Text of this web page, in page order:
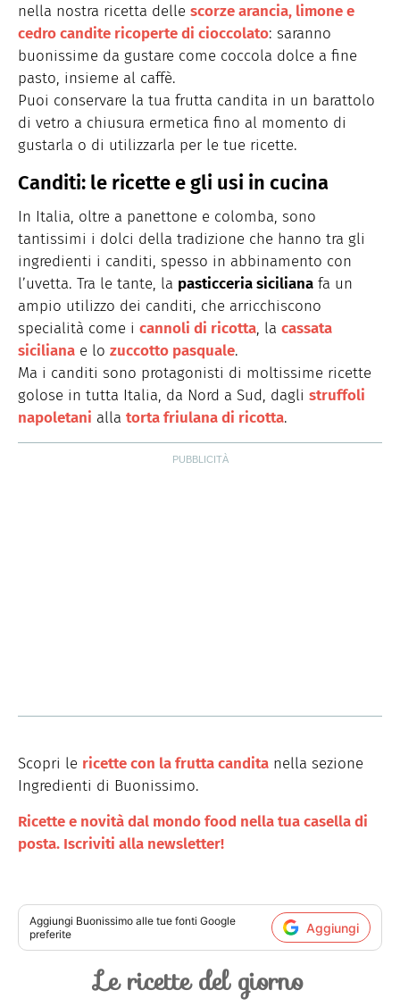
nella nostra ricetta delle scorze arancia, limone e
cedro candite ricoperte di cioccolato: saranno
buonissime da gustare come coccola dolce a fine
pasto, insieme al caffè.
Puoi conservare la tua frutta candita in un barattolo
di vetro a chiusura ermetica fino al momento di
gustarla o di utilizzarla per le tue ricette.
Canditi: le ricette e gli usi in cucina
In Italia, oltre a panettone e colomba, sono
tantissimi i dolci della tradizione che hanno tra gli
ingredienti i canditi, spesso in abbinamento con
l’uvetta. Tra le tante, la pasticceria siciliana fa un
ampio utilizzo dei canditi, che arricchiscono
specialità come i cannoli di ricotta, la cassata
siciliana e lo zuccotto pasquale.
Ma i canditi sono protagonisti di moltissime ricette
golose in tutta Italia, da Nord a Sud, dagli struffoli
napoletani alla torta friulana di ricotta.
Scopri le ricette con la frutta candita nella sezione
Ingredienti di Buonissimo.
Ricette e novità dal mondo food nella tua casella di
posta. Iscriviti alla newsletter!
Aggiungi Buonissimo alle tue fonti Google
preferite
Aggiungi
Le ricette del giorno